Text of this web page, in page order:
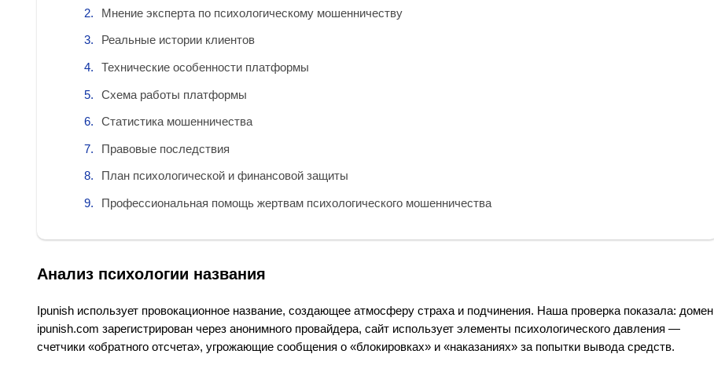
Мнение эксперта по психологическому мошенничеству
Реальные истории клиентов
Технические особенности платформы
Схема работы платформы
Статистика мошенничества
Правовые последствия
План психологической и финансовой защиты
Профессиональная помощь жертвам психологического мошенничества
Анализ психологии названия
Ipunish использует провокационное название, создающее атмосферу страха и подчинения. Наша проверка показала: домен
ipunish.com зарегистрирован через анонимного провайдера, сайт использует элементы психологического давления —
счетчики «обратного отсчета», угрожающие сообщения о «блокировках» и «наказаниях» за попытки вывода средств.